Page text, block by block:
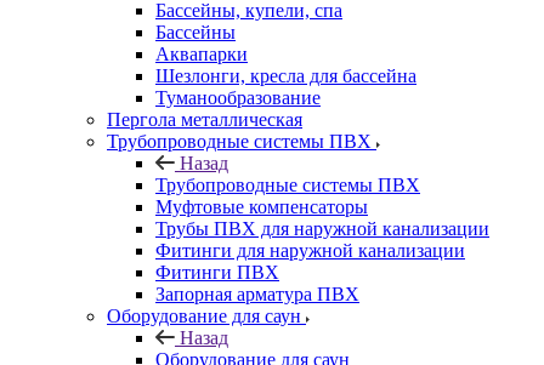
Бассейны, купели, спа
Бассейны
Аквапарки
Шезлонги, кресла для бассейна
Туманообразование
Пергола металлическая
Трубопроводные системы ПВХ
Назад
Трубопроводные системы ПВХ
Муфтовые компенсаторы
Трубы ПВХ для наружной канализации
Фитинги для наружной канализации
Фитинги ПВХ
Запорная арматура ПВХ
Оборудование для саун
Назад
Оборудование для саун